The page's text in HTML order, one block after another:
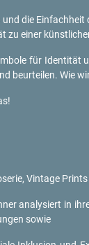
die
zu einer
für Iden­ti­tät
be­ur­tei­len. Wie
Vin­ta­ge
ana­ly­siert in
sowie